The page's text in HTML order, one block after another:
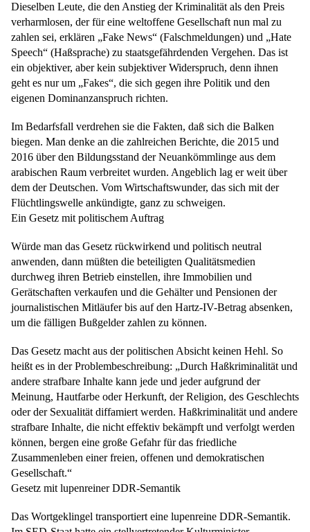
Dieselben Leute, die den Anstieg der Kriminalität als den Preis
verharmlosen, der für eine weltoffene Gesellschaft nun mal zu
zahlen sei, erklären „Fake News“ (Falschmeldungen) und „Hate
Speech“ (Haßsprache) zu staatsgefährdenden Vergehen. Das ist
ein objektiver, aber kein subjektiver Widerspruch, denn ihnen
geht es nur um „Fakes“, die sich gegen ihre Politik und den
eigenen Dominanzanspruch richten.
Im Bedarfsfall verdrehen sie die Fakten, daß sich die Balken
biegen. Man denke an die zahlreichen Berichte, die 2015 und
2016 über den Bildungsstand der Neuankömmlinge aus dem
arabischen Raum verbreitet wurden. Angeblich lag er weit über
dem der Deutschen. Vom Wirtschaftswunder, das sich mit der
Flüchtlingswelle ankündigte, ganz zu schweigen.
Ein Gesetz mit politischem Auftrag
Würde man das Gesetz rückwirkend und politisch neutral
anwenden, dann müßten die beteiligten Qualitätsmedien
durchweg ihren Betrieb einstellen, ihre Immobilien und
Gerätschaften verkaufen und die Gehälter und Pensionen der
journalistischen Mitläufer bis auf den Hartz-IV-Betrag absenken,
um die fälligen Bußgelder zahlen zu können.
Das Gesetz macht aus der politischen Absicht keinen Hehl. So
heißt es in der Problembeschreibung: „Durch Haßkriminalität und
andere strafbare Inhalte kann jede und jeder aufgrund der
Meinung, Hautfarbe oder Herkunft, der Religion, des Geschlechts
oder der Sexualität diffamiert werden. Haßkriminalität und andere
strafbare Inhalte, die nicht effektiv bekämpft und verfolgt werden
können, bergen eine große Gefahr für das friedliche
Zusammenleben einer freien, offenen und demokratischen
Gesellschaft.“
Gesetz mit lupenreiner DDR-Semantik
Das Wortgeklingel transportiert eine lupenreine DDR-Semantik.